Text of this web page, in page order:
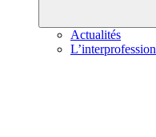
Actualités
L’interprofession